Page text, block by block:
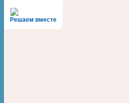
Решаем вместе